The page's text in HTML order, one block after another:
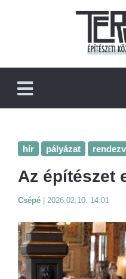
hír pályázat
Az építészet
Csépé 2026.02.10. 14:01